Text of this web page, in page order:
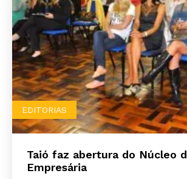
EDITORIAS
Taió faz abertura do Núcleo
Empresária